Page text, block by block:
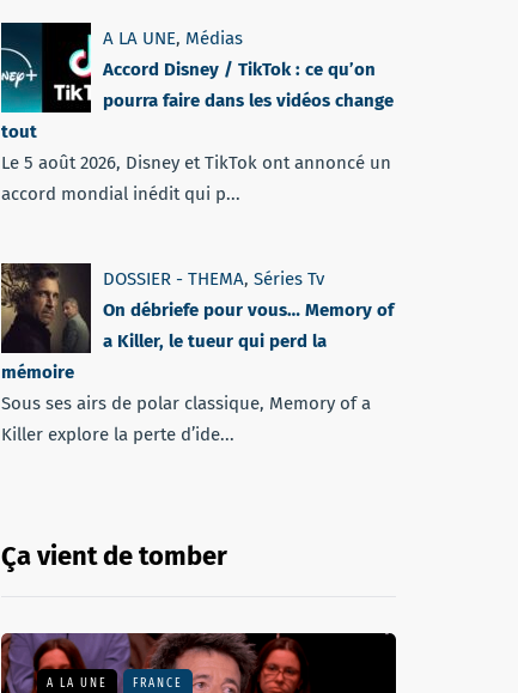
A LA UNE, Médias
Accord Disney / TikTok : ce qu’on
pourra faire dans les vidéos change
tout
Le 5 août 2026, Disney et TikTok ont annoncé un
accord mondial inédit qui p...
DOSSIER - THEMA, Séries Tv
On débriefe pour vous… Memory of
a Killer, le tueur qui perd la
mémoire
Sous ses airs de polar classique, Memory of a
Killer explore la perte d’ide...
Ça vient de tomber
A LA UNE FRANCE